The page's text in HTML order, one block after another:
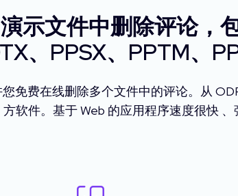
示文件中删除评论，
、PPSX、PPTM、
免费在线删除多个文件中的评论。从
方软件。基于 Web 的应用程序速度很快 、